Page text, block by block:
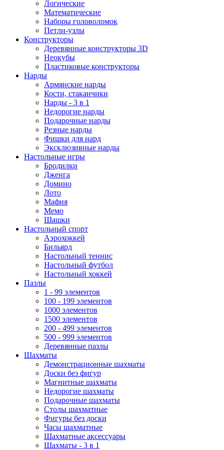
Логические
Математические
Наборы головоломок
Петли-узлы
Конструкторы
Деревянные конструкторы 3D
Неокубы
Пластиковые конструкторы
Нарды
Армянские нарды
Кости, стаканчики
Нарды - 3 в 1
Недорогие нарды
Подарочные нарды
Резные нарды
Фишки для нард
Эксклюзивные нарды
Настольные игры
Бродилки
Дженга
Домино
Лото
Мафия
Мемо
Шашки
Настольный спорт
Аэрохоккей
Бильярд
Настольный теннис
Настольный футбол
Настольный хоккей
Пазлы
1 - 99 элементов
100 - 199 элементов
1000 элементов
1500 элементов
200 - 499 элементов
500 - 999 элементов
Деревянные пазлы
Шахматы
Демонстрационные шахматы
Доски без фигур
Магнитные шахматы
Недорогие шахматы
Подарочные шахматы
Столы шахматные
Фигуры без доски
Часы шахматные
Шахматные аксессуары
Шахматы - 3 в 1